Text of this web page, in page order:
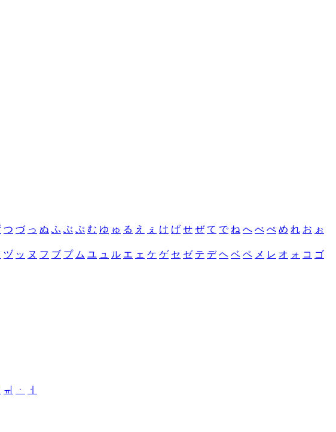
つ づ っ ぬ ふ ぶ ぷ む ゆ ゅ る え ぇ け げ せ ぜ て で ね へ べ ぺ め れ お ぉ
ヅ ッ ヌ フ ブ プ ム ユ ュ ル エ ェ ケ ゲ セ ゼ テ デ ヘ ベ ペ メ レ オ ォ コ ゴ
ㆌ ㆍ
ㆎ